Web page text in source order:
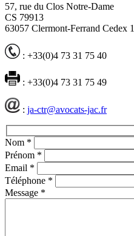
57, rue du Clos Notre-Dame
CS 79913
63057 Clermont-Ferrand Cedex 1
: +33(0)4 73 31 75 40
: +33(0)4 73 31 75 49
: ja-ctr@avocats-jac.fr
Nom *
Prénom *
Email *
Téléphone *
Message *